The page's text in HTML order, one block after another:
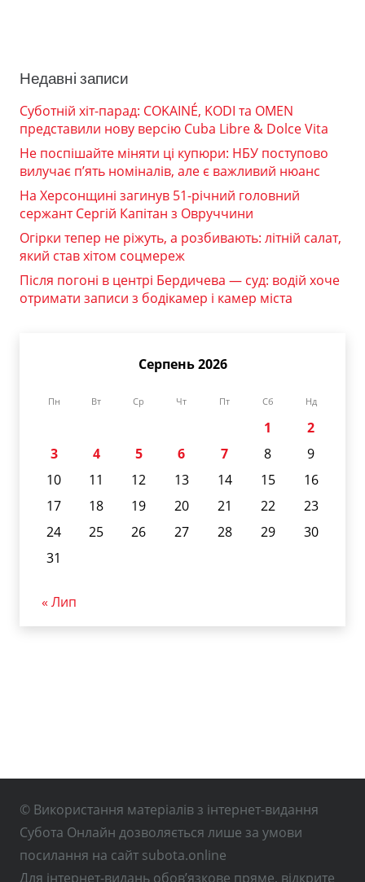
Недавні записи
Суботній хіт-парад: COKAINÉ, KODI та OMEN
представили нову версію Cuba Libre & Dolce Vita
Не поспішайте міняти ці купюри: НБУ поступово
вилучає п’ять номіналів, але є важливий нюанс
На Херсонщині загинув 51-річний головний
сержант Сергій Капітан з Овруччини
Огірки тепер не ріжуть, а розбивають: літній салат,
який став хітом соцмереж
Після погоні в центрі Бердичева — суд: водій хоче
отримати записи з бодікамер і камер міста
Серпень 2026
Пн Вт Ср Чт Пт Сб Нд
1
2
3
4 5 6 7 8
9
10
11 12 13 14 15
16
17
18 19 20 21 22
23
24
25 26 27 28 29
30
31
« Лип
© Використання матеріалів з інтернет-видання
Субота Онлайн дозволяється лише за умови
посилання на сайт subota.online
Для інтернет-видань обов’язкове пряме, відкрите